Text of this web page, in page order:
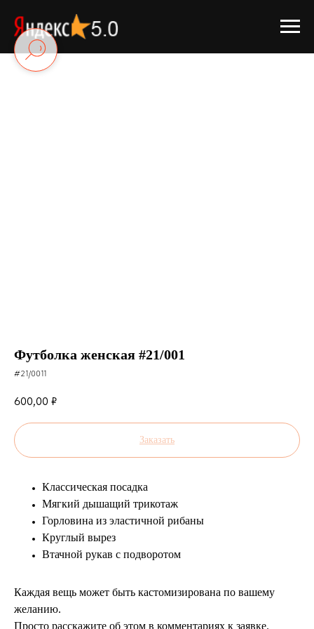
Футболка женская #21/001
#21/0011
600,00 ₽
Заказать
Классическая посадка
Мягкий дышащий трикотаж
Горловина из эластичной рибаны
Круглый вырез
Втачной рукав с подворотом
Каждая вещь может быть кастомизирована по вашему
желанию.
Просто расскажите об этом в комментариях к заявке.